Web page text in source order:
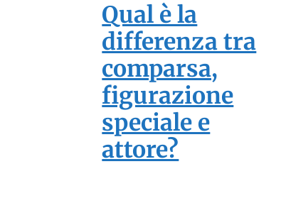
Qual è la
differenza tra
comparsa,
figurazione
speciale e
attore?